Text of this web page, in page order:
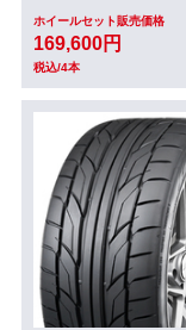
ホイールセット販売価格
169,600円
税込/4本